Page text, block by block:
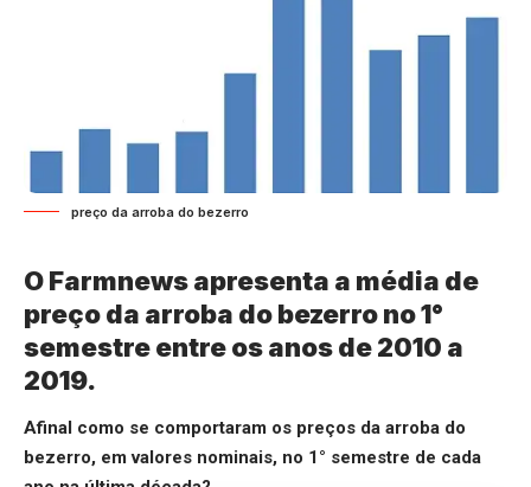
preço da arroba do bezerro
O Farmnews apresenta a média de
preço da arroba do bezerro no 1°
semestre entre os anos de 2010 a
2019.
Afinal como se comportaram os preços da arroba do
bezerro, em valores nominais, no 1° semestre de cada